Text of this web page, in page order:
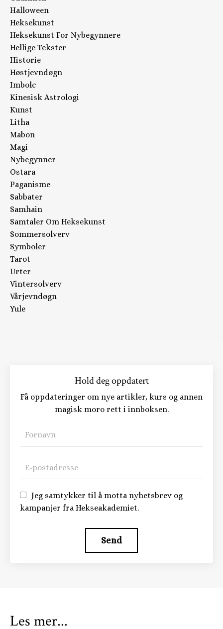
Halloween
Heksekunst
Heksekunst For Nybegynnere
Hellige Tekster
Historie
Høstjevndøgn
Imbolc
Kinesisk Astrologi
Kunst
Litha
Mabon
Magi
Nybegynner
Ostara
Paganisme
Sabbater
Samhain
Samtaler Om Heksekunst
Sommersolverv
Symboler
Tarot
Urter
Vintersolverv
Vårjevndøgn
Yule
Hold deg oppdatert
Få oppdateringer om nye artikler, kurs og annen
magisk moro rett i innboksen.
Jeg samtykker til å motta nyhetsbrev og
kampanjer fra Hekseakademiet.
Send
Les mer...